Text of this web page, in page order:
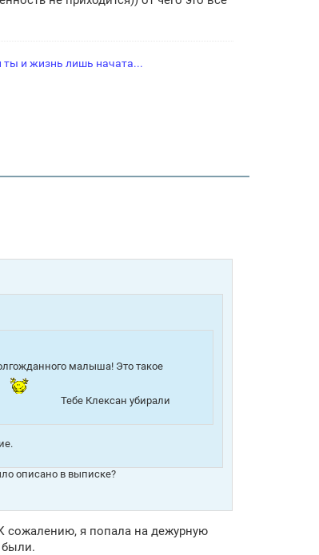
ты и жизнь лишь начата...
малыша! Это такое
Тебе Клексан убирали
описано в выписке?
сожалению, я попала на дежурную
были.